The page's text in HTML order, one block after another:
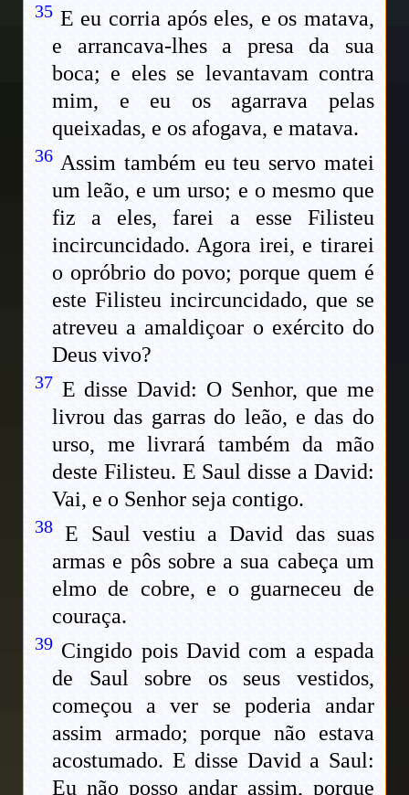
35 E eu corria após eles, e os matava,
e arrancava-lhes a presa da sua
boca; e eles se levantavam contra
mim, e eu os agarrava pelas
queixadas, e os afogava, e matava.
36 Assim também eu teu servo matei
um leão, e um urso; e o mesmo que
fiz a eles, farei a esse Filisteu
incircuncidado. Agora irei, e tirarei
o opróbrio do povo; porque quem é
este Filisteu incircuncidado, que se
atreveu a amaldiçoar o exército do
Deus vivo?
37 E disse David: O Senhor, que me
livrou das garras do leão, e das do
urso, me livrará também da mão
deste Filisteu. E Saul disse a David:
Vai, e o Senhor seja contigo.
38 E Saul vestiu a David das suas
armas e pôs sobre a sua cabeça um
elmo de cobre, e o guarneceu de
couraça.
39 Cingido pois David com a espada
de Saul sobre os seus vestidos,
começou a ver se poderia andar
assim armado; porque não estava
acostumado. E disse David a Saul:
Eu não posso andar assim, porque